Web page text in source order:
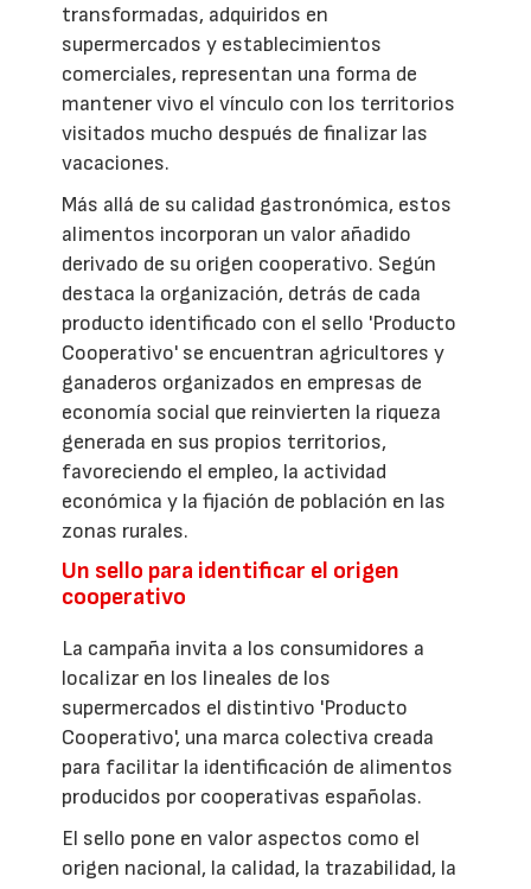
transformadas, adquiridos en
supermercados y establecimientos
comerciales, representan una forma de
mantener vivo el vínculo con los territorios
visitados mucho después de finalizar las
vacaciones.
Más allá de su calidad gastronómica, estos
alimentos incorporan un valor añadido
derivado de su origen cooperativo. Según
destaca la organización, detrás de cada
producto identificado con el sello 'Producto
Cooperativo' se encuentran agricultores y
ganaderos organizados en empresas de
economía social que reinvierten la riqueza
generada en sus propios territorios,
favoreciendo el empleo, la actividad
económica y la fijación de población en las
zonas rurales.
Un sello para identificar el origen
cooperativo
La campaña invita a los consumidores a
localizar en los lineales de los
supermercados el distintivo 'Producto
Cooperativo', una marca colectiva creada
para facilitar la identificación de alimentos
producidos por cooperativas españolas.
El sello pone en valor aspectos como el
origen nacional, la calidad, la trazabilidad, la